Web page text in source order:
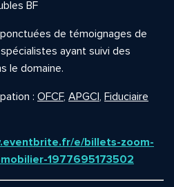
BF
de témoignages de
ayant suivi des
le domaine.
: OFCF, APGCI, Fiduciaire
e/billets-zoom-
1977695173502